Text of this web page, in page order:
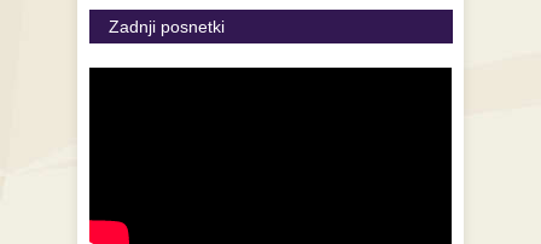
Zadnji posnetki